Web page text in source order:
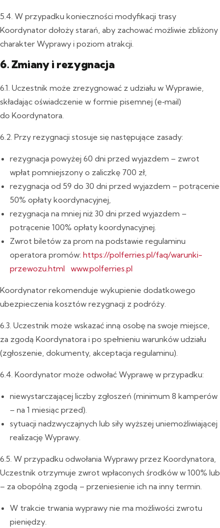
5.4. W przypadku konieczności modyfikacji trasy
Koordynator dołoży starań, aby zachować możliwie zbliżony
charakter Wyprawy i poziom atrakcji.
6. Zmiany i rezygnacja
6.1. Uczestnik może zrezygnować z udziału w Wyprawie,
składając oświadczenie w formie pisemnej (e‑mail)
do Koordynatora.
6.2. Przy rezygnacji stosuje się następujące zasady:
rezygnacja powyżej 60 dni przed wyjazdem – zwrot
wpłat pomniejszony o zaliczkę 700 zł,
rezygnacja od 59 do 30 dni przed wyjazdem – potrącenie
50% opłaty koordynacyjnej,
rezygnacja na mniej niż 30 dni przed wyjazdem –
potrącenie 100% opłaty koordynacyjnej.
Zwrot biletów za prom na podstawie regulaminu
operatora promów: https://polferries.pl/faq/warunki-
przewozu.html
www.polferries.pl
Koordynator rekomenduje wykupienie dodatkowego
ubezpieczenia kosztów rezygnacji z podróży.
6.3. Uczestnik może wskazać inną osobę na swoje miejsce,
za zgodą Koordynatora i po spełnieniu warunków udziału
(zgłoszenie, dokumenty, akceptacja regulaminu).
6.4. Koordynator może odwołać Wyprawę w przypadku:
niewystarczającej liczby zgłoszeń (minimum 8 kamperów
– na 1 miesiąc przed).
sytuacji nadzwyczajnych lub siły wyższej uniemożliwiającej
realizację Wyprawy.
6.5. W przypadku odwołania Wyprawy przez Koordynatora,
Uczestnik otrzymuje zwrot wpłaconych środków w 100% lub
– za obopólną zgodą – przeniesienie ich na inny termin.
W trakcie trwania wyprawy nie ma możliwości zwrotu
pieniędzy.